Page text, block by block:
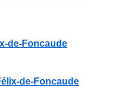
de-Foncaude
de-Foncaude